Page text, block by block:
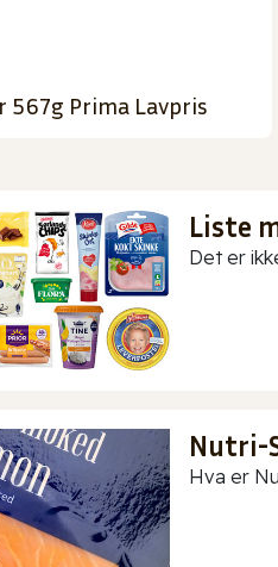
567g Prima Lavpris
Liste
Det er
Nutri-
Hva er